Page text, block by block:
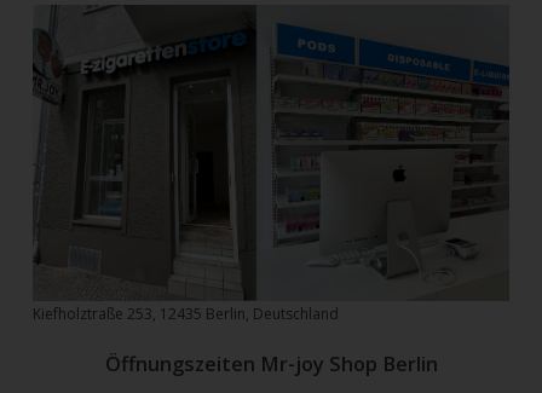
Kiefholztraße 253, 12435 Berlin, Deutschland
Öffnungszeiten Mr-joy Shop Berlin